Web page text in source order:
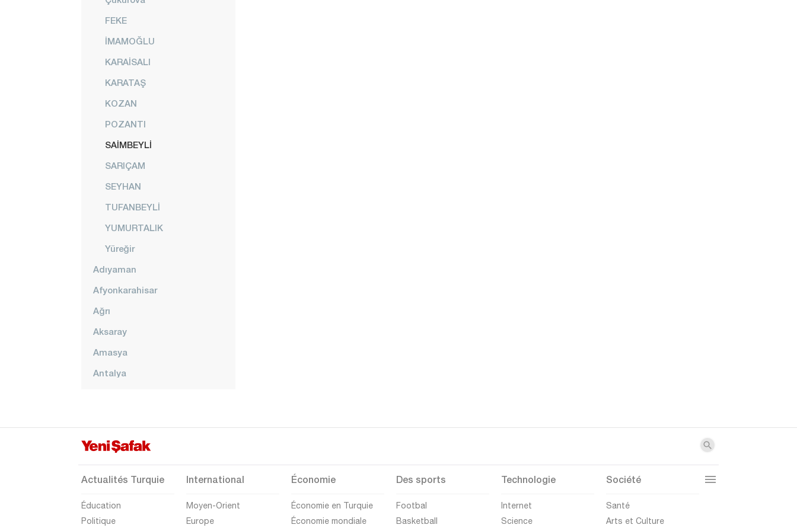
FEKE
İMAMOĞLU
KARAİSALI
KARATAŞ
KOZAN
POZANTI
SAİMBEYLİ
SARIÇAM
SEYHAN
TUFANBEYLİ
YUMURTALIK
Yüreğir
Adıyaman
Afyonkarahisar
Ağrı
Aksaray
Amasya
Antalya
Balıkesir
Bartın
Bayburt
Actualités Turquie
Éducation
Politique
International
Moyen-Orient
Europe
Économie
Économie en Turquie
Économie mondiale
Des sports
Footbal
Basketball
Technologie
Internet
Science
Société
Santé
Arts et Culture